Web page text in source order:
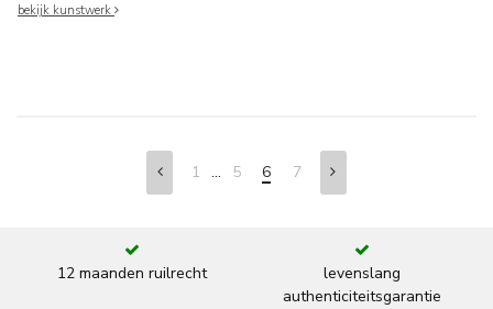
bekijk kunstwerk
1 ... 5 6 7
12 maanden ruilrecht
levenslang
authenticiteitsgarantie